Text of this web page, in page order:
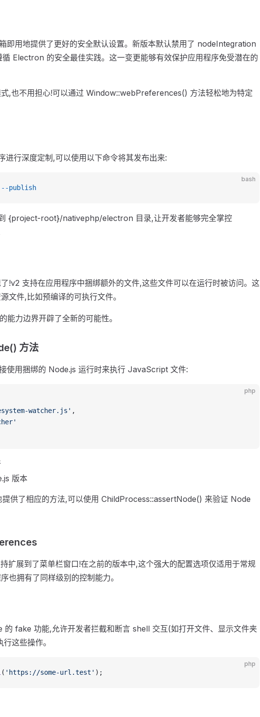
即用地提供了更好的安全默认设置。新版本默认禁用了 nodeIntegration
Electron 的安全最佳实践。这一变更能够有效保护应用程序免受潜在的
,也不用担心!可以通过 Window::webPreferences() 方法轻松地为特定
行深度定制,可以使用以下命令将其发布出来:
bash
--publish
{project-root}/nativephp/electron 目录,让开发者能够完全掌控
!v2 支持在应用程序中捆绑额外的文件,这些文件可以在运行时被访问。这
文件,比如预编译的可执行文件。
力边界开辟了全新的可能性。
方法
使用捆绑的 Node.js 运行时来执行 JavaScript 文件:
php
watcher.js' ,
版本
供了相应的方法,可以使用 ChildProcess::assertNode() 来验证 Node
展到了菜单栏窗口!在之前的版本中,这个强大的配置选项仅适用于常规
也拥有了同样级别的控制能力。
fake 功能,允许开发者拦截和断言 shell 交互(如打开文件、显示文件夹
这些操作。
php
( 'https://some-url.test' );